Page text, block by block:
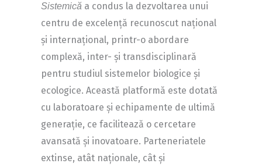
Sistemică a condus la dezvoltarea unui
centru de excelență recunoscut național
și internațional, printr-o abordare
complexă, inter- și transdisciplinară
pentru studiul sistemelor biologice și
ecologice. Această platformă este dotată
cu laboratoare și echipamente de ultimă
generație, ce facilitează o cercetare
avansată și inovatoare. Parteneriatele
extinse, atât naționale, cât și